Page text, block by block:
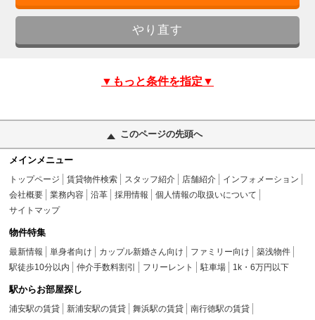
▼もっと条件を指定▼
このページの先頭へ
メインメニュー
トップページ 賃貸物件検索 スタッフ紹介 店舗紹介
インフォメーション
会社概要
業務内容 沿革 採用情報
個人情報の取扱いについて
サイトマップ
物件特集
最新情報 単身者向け カップル新婚さん向け ファミリー向け
築浅物件
駅徒歩10分以内
仲介手数料割引 フリーレント 駐車場 1k・6万円以下
駅からお部屋探し
浦安駅の賃貸 新浦安駅の賃貸 舞浜駅の賃貸
南行徳駅の賃貸